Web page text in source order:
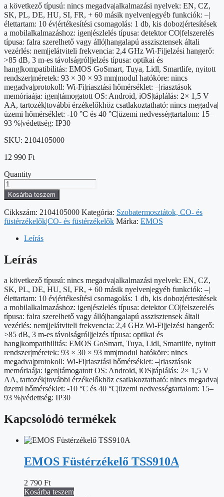
a következő típusú: nincs megadva|alkalmazási nyelvek: EN, CZ,
SK, PL, DE, HU, SI, FR, + 60 másik nyelven|egyéb funkciók: –|
élettartam: 10 év|értékesítési csomagolás: 1 db, kis doboz|értesítések
a mobilalkalmazáshoz: igen|észlelés típusa: detektor CO|felszerelés
típusa: falra szerelhető vagy álló|hangalapú asszisztensek általi
vezérlés: nem|jelátviteli frekvencia: 2,4 GHz Wi-Fi|jelzési hangerő:
>85 dB, 3 m-es távolságról|jelzés típusa: optikai és
hang|kompatibilitás: EMOS GoSmart, Tuya, Lidl, Smartlife, nyitott
rendszer|méretek: 93 × 30 × 93 mm|modul hatóköre: nincs
megadva|protokoll: Wi-Fi|riasztási hőmérséklet: –|riasztások
memóriaája: igen|támogatott OS: Android, iOS|táplálás: 2× 1,5 V
AA, tartozék|további érzékelőkhöz csatlakoztatható: nincs megadva|
üzemi hőmérséklet: -10 °C és 40 °C|üzemi nedvességtartalom: 15–
93 %|védettség: IP30
SKU: 2104105000
12 990 Ft
Quantity
GoSmart
EMOS
Szén-
monoxid
érzékelő
TCS0101W
wifivel
Kosárba teszem
Cikkszám: 2104105000 Kategória: Szobatermosztátok, CO- és
füstérzékelők|CO- és füstérzékelők Márka: EMOS
Leírás
Leírás
a következő típusú: nincs megadva|alkalmazási nyelvek: EN, CZ,
SK, PL, DE, HU, SI, FR, + 60 másik nyelven|egyéb funkciók: –|
élettartam: 10 év|értékesítési csomagolás: 1 db, kis doboz|értesítések
a mobilalkalmazáshoz: igen|észlelés típusa: detektor CO|felszerelés
típusa: falra szerelhető vagy álló|hangalapú asszisztensek általi
vezérlés: nem|jelátviteli frekvencia: 2,4 GHz Wi-Fi|jelzési hangerő:
>85 dB, 3 m-es távolságról|jelzés típusa: optikai és
hang|kompatibilitás: EMOS GoSmart, Tuya, Lidl, Smartlife, nyitott
rendszer|méretek: 93 × 30 × 93 mm|modul hatóköre: nincs
megadva|protokoll: Wi-Fi|riasztási hőmérséklet: –|riasztások
memóriaája: igen|támogatott OS: Android, iOS|táplálás: 2× 1,5 V
AA, tartozék|további érzékelőkhöz csatlakoztatható: nincs megadva|
üzemi hőmérséklet: -10 °C és 40 °C|üzemi nedvességtartalom: 15–
93 %|védettség: IP30
Kapcsolódó termékek
EMOS Füstérzékelő TSS910A
2 790 Ft
Kosárba teszem